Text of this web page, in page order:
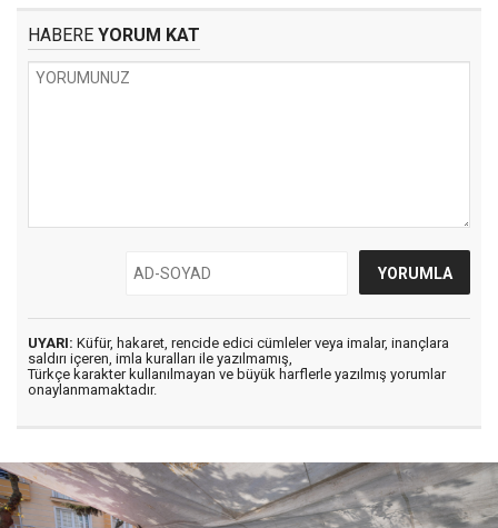
HABERE YORUM KAT
UYARI: Küfür, hakaret, rencide edici cümleler veya imalar, inançlara
saldırı içeren, imla kuralları ile yazılmamış,
Türkçe karakter kullanılmayan ve büyük harflerle yazılmış yorumlar
onaylanmamaktadır.